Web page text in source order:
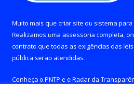
Muito mais que criar site ou sistema
Realizamos uma assessoria completa,
contrato que todas as exigências das
pública serão atendidas.
Conheça o PNTP e o Radar da